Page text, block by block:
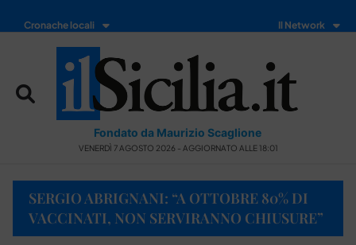
Cronache locali Il Network
Fondato da Maurizio Scaglione
VENERDÌ 7 AGOSTO 2026 - AGGIORNATO ALLE 18:01
SERGIO ABRIGNANI: “A OTTOBRE 80% DI
VACCINATI, NON SERVIRANNO CHIUSURE”